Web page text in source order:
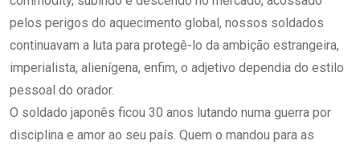
pelos perigos do aquecimento global, nossos soldados
continuavam a luta para protegê-lo da ambição estrangeira,
imperialista, alienígena, enfim, o adjetivo dependia do estilo
pessoal do orador.
O soldado japonês ficou 30 anos lutando numa guerra por
disciplina e amor ao seu país. Quem o mandou para as